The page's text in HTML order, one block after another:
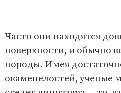
Часто они находятся
поверхности, и обычно
породы. Имея
окаменелостей, ученые